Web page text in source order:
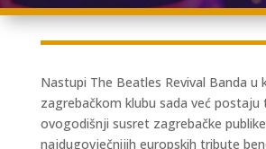
Nastupi The Beatles Revival Banda u
zagrebačkom klubu sada već postaju
ovogodišnji susret zagrebačke
najdugovječnijih europskih tribute